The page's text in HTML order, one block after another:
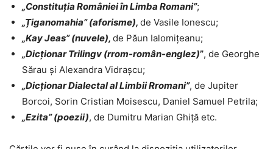
„Constituția României în Limba Romani”;
„Țiganomahia” (aforisme), de Vasile Ionescu;
„Kay Jeas” (nuvele), de Păun Ialomițeanu;
„Dicționar Trilingv (rrom-român-englez)”, de Georghe
Sărau și Alexandra Vidrașcu;
„Dicționar Dialectal al Limbii Rromani”, de Jupiter
Borcoi, Sorin Cristian Moisescu, Daniel Samuel Petrila;
„Ezita” (poezii), de Dumitru Marian Ghiță etc.